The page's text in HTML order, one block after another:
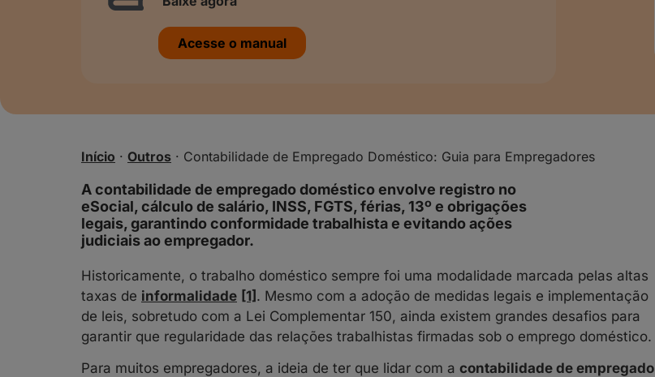
Acesse o manual
Início · Outros · Contabilidade de Empregado Doméstico: Guia para Empregadores
A contabilidade de empregado doméstico envolve registro no
eSocial, cálculo de salário, INSS, FGTS, férias, 13º e obrigações
legais, garantindo conformidade trabalhista e evitando ações
judiciais ao empregador.
Historicamente, o trabalho doméstico sempre foi uma modalidade marcada pelas altas
taxas de informalidade [1] . Mesmo com a adoção de medidas legais e implementação
de leis, sobretudo com a Lei Complementar 150, ainda existem grandes desafios para
garantir que regularidade das relações trabalhistas firmadas sob o emprego doméstico.
Para muitos empregadores, a ideia de ter que lidar com a contabilidade de empregado